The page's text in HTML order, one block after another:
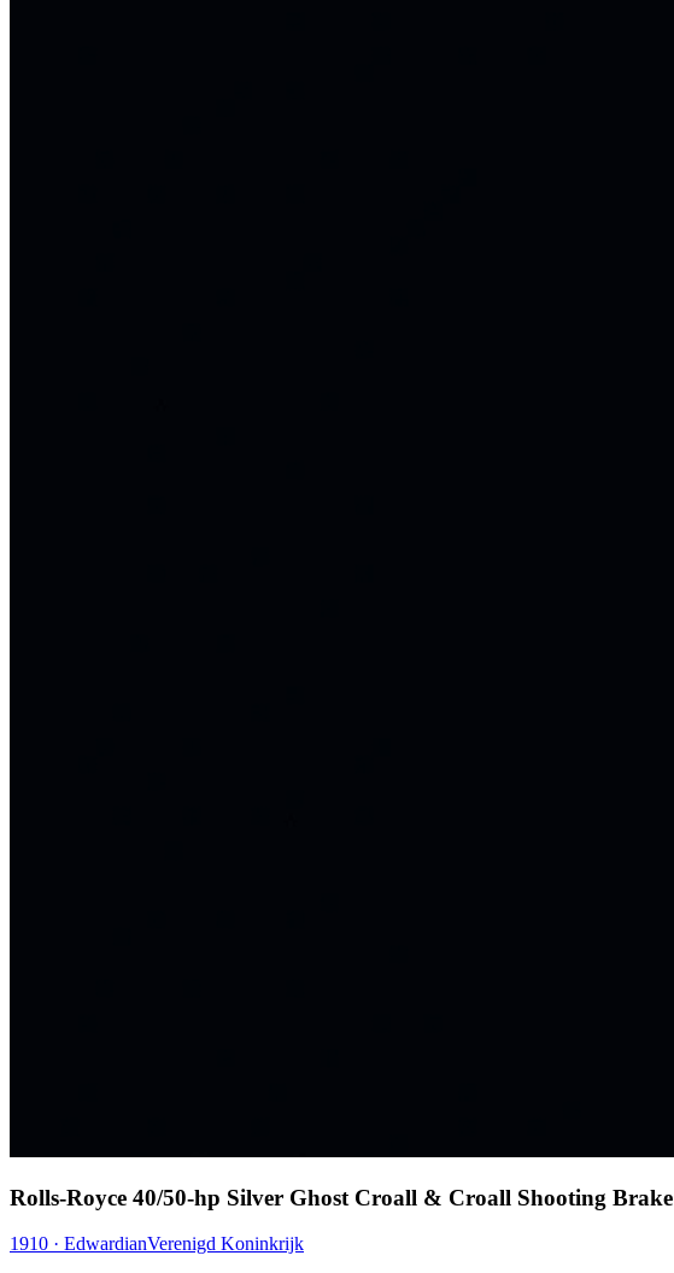
Rolls-Royce 40/50-hp Silver Ghost Croall & Croall Shooting Brake
1910 · EdwardianVerenigd Koninkrijk